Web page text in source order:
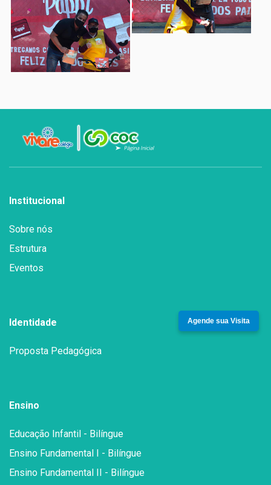
Agende sua Visita
Institucional
Sobre nós
Estrutura
Eventos
Identidade
Proposta Pedagógica
Ensino
Educação Infantil - Bilíngue
Ensino Fundamental I - Bilíngue
Ensino Fundamental II - Bilíngue